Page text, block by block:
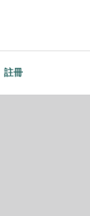
註冊